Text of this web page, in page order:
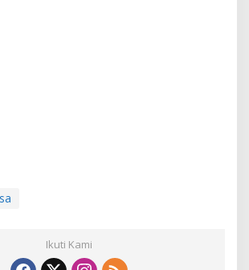
Ikuti Kami